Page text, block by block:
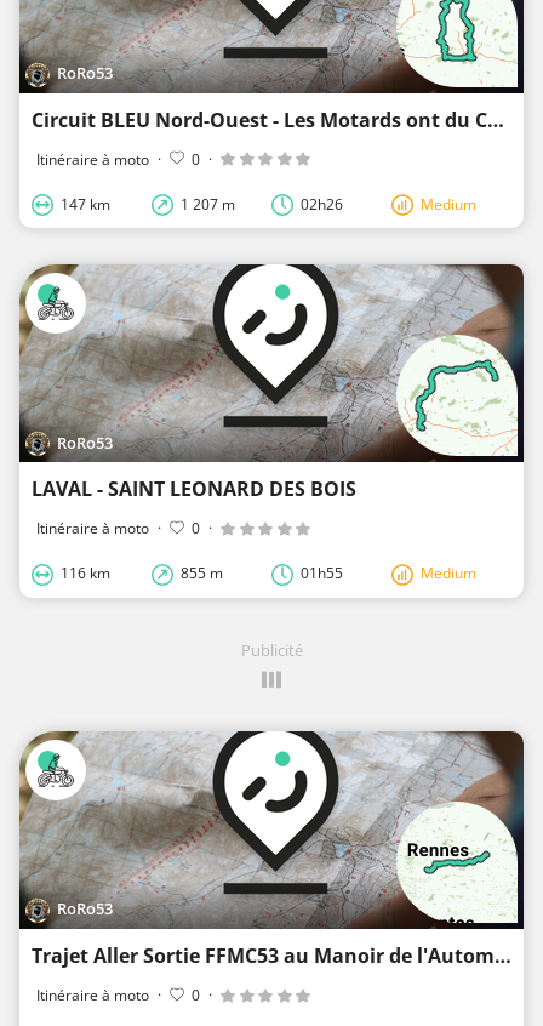
RoRo53
Circuit BLEU Nord-Ouest - Les Motards ont du Coeur 2011 - 11ème Edition
Itinéraire à moto · 0 ·
147 km 1 207 m 02h26 Medium
RoRo53
LAVAL - SAINT LEONARD DES BOIS
Itinéraire à moto · 0 ·
116 km 855 m 01h55 Medium
Publicité
RoRo53
Trajet Aller Sortie FFMC53 au Manoir de l'Automobile de LOHEAC (35)
Itinéraire à moto · 0 ·